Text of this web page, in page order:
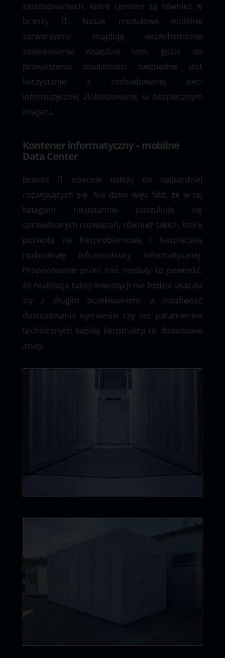
zastosowaniach, które cenione są również w
branży IT. Nasze modułowe mobilne
serwerownie znajdują wszechstronne
zastosowanie wszędzie tam, gdzie do
prowadzenia działalności niezbędne jest
korzystanie z rozbudowanej sieci
informatycznej zlokalizowanej w bezpiecznym
miejscu.
Kontener informatyczny – mobilne
Data Center
Branża IT obecnie należy do najbardziej
rozwijających się. Nie dziwi więc fakt, że w tej
kategorii nieustannie poszukuje się
sprawdzonych rozwiązań, również takich, które
pozwolą na bezproblemową i bezpieczną
rozbudowę infrastruktury informatycznej.
Proponowane przez nas moduły to pewność,
że realizacja takiej inwestycji nie będzie wiązała
się z długim oczekiwaniem, a możliwość
dostosowania wymiarów czy też parametrów
technicznych każdej konstrukcji to dodatkowe
atuty.